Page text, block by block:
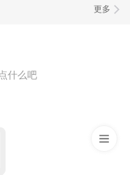
更多
什么吧